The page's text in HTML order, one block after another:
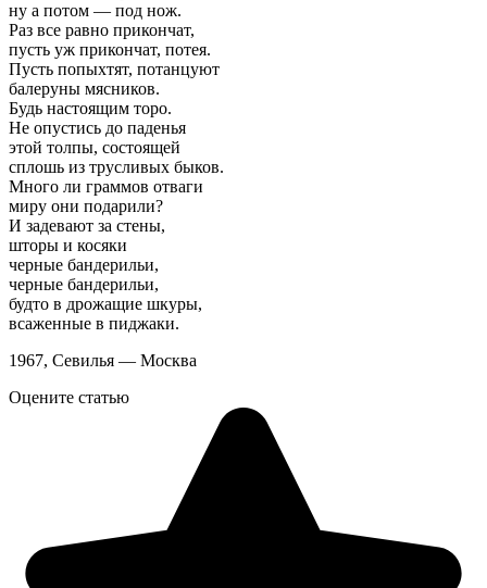
ну а потом — под нож.
Раз все равно прикончат,
пусть уж прикончат, потея.
Пусть попыхтят, потанцуют
балеруны мясников.
Будь настоящим торо.
Не опустись до паденья
этой толпы, состоящей
сплошь из трусливых быков.
Много ли граммов отваги
миру они подарили?
И задевают за стены,
шторы и косяки
черные бандерильи,
черные бандерильи,
будто в дрожащие шкуры,
всаженные в пиджаки.
1967, Севилья — Москва
Оцените статью